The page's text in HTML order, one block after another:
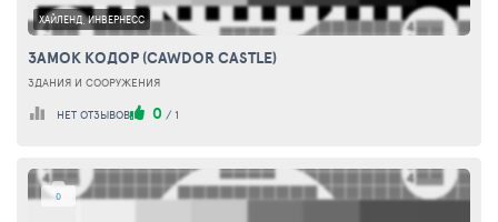
ХАЙЛЕНД, ИНВЕРНЕСС
ЗАМОК КОДОР (CAWDOR CASTLE)
ЗДАНИЯ И СООРУЖЕНИЯ
НЕТ ОТЗЫВОВ 0 / 1
0